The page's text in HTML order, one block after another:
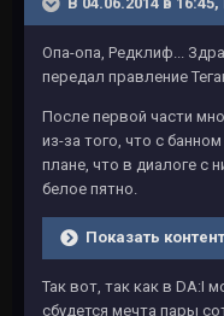
Опа-опа, Редклиф...
передал правление
После первой части
из-за того, что с
плане, что в диалоге с
белое пятно.
Показать контент
Так вот, так как в DA:I
сбудется мечта пары